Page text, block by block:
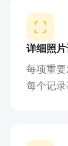
详细照
每项重
每个记录